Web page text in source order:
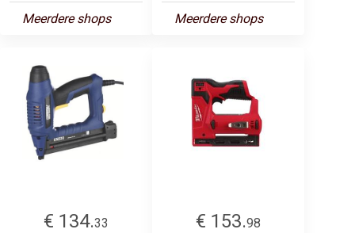
Meerdere shops
Meerdere shops
€ 134.33
€ 153.98